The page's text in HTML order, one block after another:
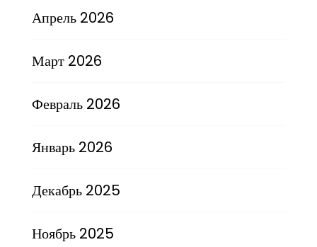
Апрель 2026
Март 2026
Февраль 2026
Январь 2026
Декабрь 2025
Ноябрь 2025